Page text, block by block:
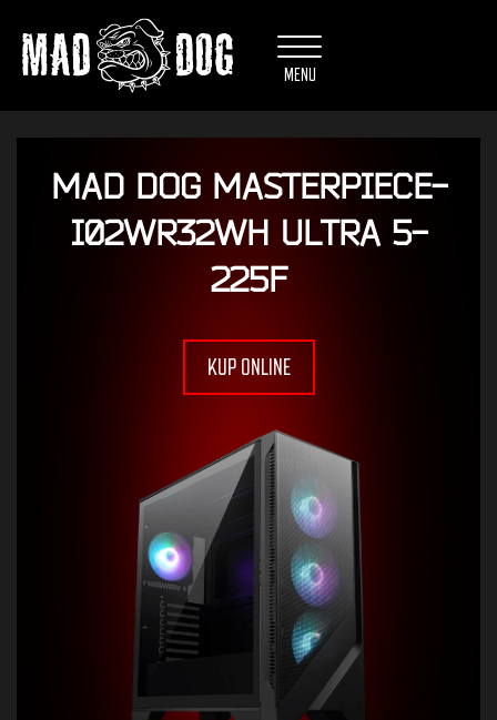
Przejdź do newslettera
MENU
MAD DOG MASTERPIECE-
I02WR32WH ULTRA 5-
225F
KUP ONLINE